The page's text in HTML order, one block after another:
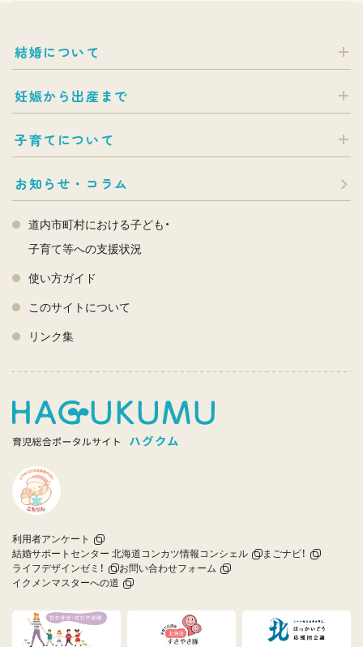
結婚について
妊娠から出産まで
子育てについて
お知らせ・コラム
道内市町村における子ども・
子育て等への支援状況
使い方ガイド
このサイトについて
リンク集
利用者アンケート
結婚サポートセンター 北海道コンカツ情報コンシェル
まごナビ！
ライフデザインゼミ！
お問い合わせフォーム
イクメンマスターへの道